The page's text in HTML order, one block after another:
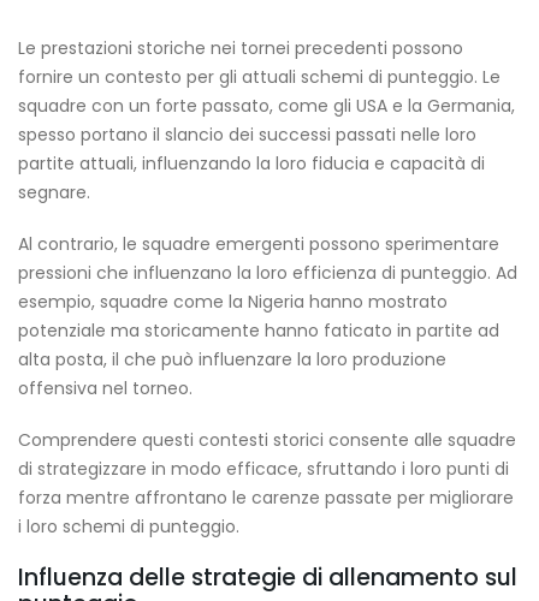
Le prestazioni storiche nei tornei precedenti possono
fornire un contesto per gli attuali schemi di punteggio. Le
squadre con un forte passato, come gli USA e la Germania,
spesso portano il slancio dei successi passati nelle loro
partite attuali, influenzando la loro fiducia e capacità di
segnare.
Al contrario, le squadre emergenti possono sperimentare
pressioni che influenzano la loro efficienza di punteggio. Ad
esempio, squadre come la Nigeria hanno mostrato
potenziale ma storicamente hanno faticato in partite ad
alta posta, il che può influenzare la loro produzione
offensiva nel torneo.
Comprendere questi contesti storici consente alle squadre
di strategizzare in modo efficace, sfruttando i loro punti di
forza mentre affrontano le carenze passate per migliorare
i loro schemi di punteggio.
Influenza delle strategie di allenamento sul